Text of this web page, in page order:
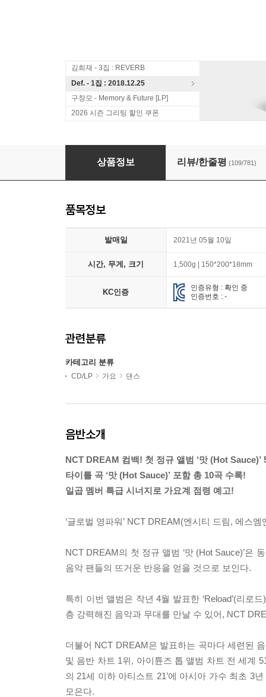
김희재 - 3집 : REVERB
Def. - 1집 : 2018.12.25
구창모 - Memory & Future [LP]
2026 시즌 그리팅 할인 쿠폰
엔시티 드림 (NCT Dream) 1집 - 맛 (Hot
상품정보 리뷰/한줄평 (109/781)
품목정보
발매일 2021년 05월 10일
시간, 무게, 크기 1,500g | 150*200*18mm
KC인증
인증유형 : 확인 중
인증번호 : -
관련분류
카테고리 분류
CD/LP 가요 댄스
음반소개
NCT DREAM 컴백! 첫 정규 앨범 ‘맛 (Hot Sauce)’
타이틀 곡 ‘맛 (Hot Sauce)’ 포함 총 10곡 수록!
일곱 멤버 특급 시너지로 가요계 점령 예고!
‘글로벌 영파워’ NCT DREAM(엔시티 드림, 에스
NCT DREAM의 첫 정규 앨범 ‘맛 (Hot Sauce)’은
음악 팬들의 뜨거운 반응을 얻을 것으로 보인다.
특히 이번 앨범은 작년 4월 발표한 ‘Reload’(리로
층 강력해진 음악과 무대를 만날 수 있어, NCT
더불어 NCT DREAM은 발표하는 곡마다 세련된
및 음반 차트 1위, 아이튠즈 톱 앨범 차트 전 세계
의 21세 이하 아티스트 21’에 아시아 가수 최초 3
모은다.